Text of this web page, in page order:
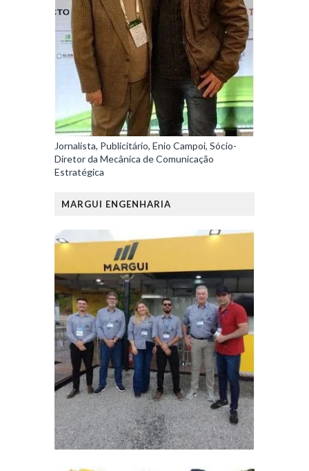
Jornalista, Publicitário, Enio Campoi, Sócio-
Diretor da Mecânica de Comunicação
Estratégica
MARGUI ENGENHARIA